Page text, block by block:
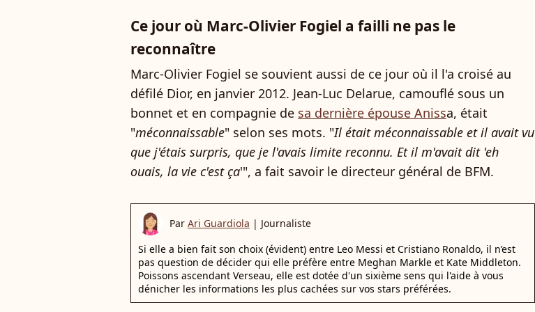
Ce jour où Marc-Olivier Fogiel a failli ne pas le
reconnaître
Marc-Olivier Fogiel se souvient aussi de ce jour où il l'a croisé au
défilé Dior, en janvier 2012. Jean-Luc Delarue, camouflé sous un
bonnet et en compagnie de sa dernière épouse Anissa, était
"méconnaissable" selon ses mots. "Il était méconnaissable et il avait vu
que j'étais surpris, que je l'avais limite reconnu. Et il m'avait dit 'eh
ouais, la vie c'est ça'", a fait savoir le directeur général de BFM.
Par Ari Guardiola | Journaliste
Si elle a bien fait son choix (évident) entre Leo Messi et Cristiano Ronaldo, il n’est
pas question de décider qui elle préfère entre Meghan Markle et Kate Middleton.
Poissons ascendant Verseau, elle est dotée d'un sixième sens qui l'aide à vous
dénicher les informations les plus cachées sur vos stars préférées.